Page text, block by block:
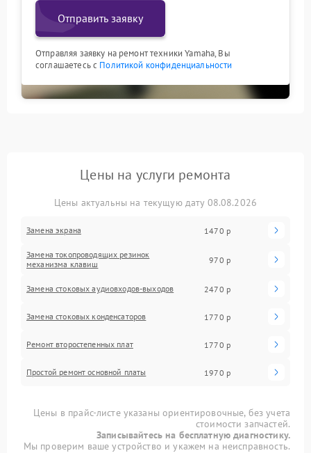
Отправить заявку
Отправляя заявку на ремонт техники Yamaha, Вы
соглашаетесь с Политикой конфиденциальности
Цены на услуги ремонта
Цены актуальны на текущую дату 08.08.2026
Замена экрана 1470 р
Замена токопроводящих резинок
механизма клавиш
970 р
Замена стоковых аудиовходов-выходов 2470 р
Замена стоковых конденсаторов 1770 р
Ремонт второстепенных плат 1770 р
Простой ремонт основной платы 1970 р
Цены в прайс-листе указаны ориентировочные, без учета
стоимости запчастей.
Записывайтесь на бесплатную диагностику.
Мы проверим ваше устройство и укажем на неисправность.